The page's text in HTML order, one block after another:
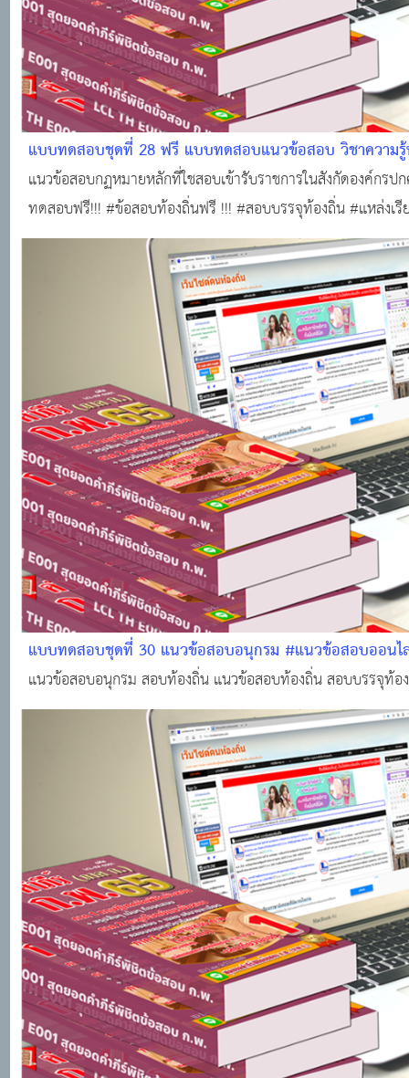
แบบทดสอบชุดที่ 28 ฟรี แบบทดสอบแนวข้อสอบ วิชาความ
องค์กรปกครองส่วนท้องถิ่น (25 ข้อพร้อมใบเกียรติบัตร) #แ
แนวข้อสอบกฏหมายหลักที่ใชสอบเข้ารับราชการในสังกัดองค์ก
ทดสอบฟรี!!! #ข้อสอบท้องถิ่นฟรี !!! #สอบบรรจุท้องถิ่น #แหล่งเ
ออนไลน์
แบบทดสอบชุดที่ 30 แนวข้อสอบอนุกรม #แนวข้อสอบออน
แนวข้อสอบอนุกรม สอบท้องถิ่น แนวข้อสอบท้องถิ่น สอบบรรจุท้